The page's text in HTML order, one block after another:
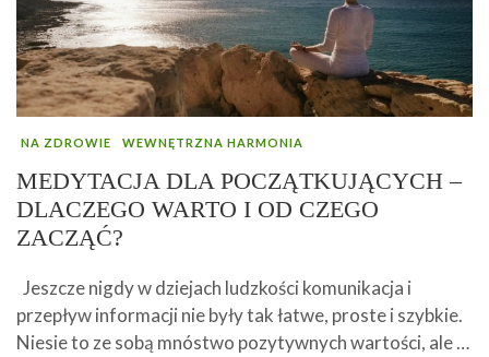
NA ZDROWIE WEWNĘTRZNA HARMONIA
MEDYTACJA DLA POCZĄTKUJĄCYCH –
DLACZEGO WARTO I OD CZEGO
ZACZĄĆ?
Jeszcze nigdy w dziejach ludzkości komunikacja i
przepływ informacji nie były tak łatwe, proste i szybkie.
Niesie to ze sobą mnóstwo pozytywnych wartości, ale …